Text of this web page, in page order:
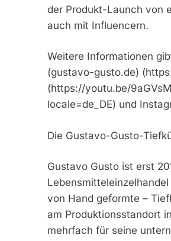
der Produkt-Launch von
auch mit Influencern.
Weitere Informationen
(gustavo-gusto.de)
(https://youtu.be/
locale=de_DE) und
Die Gustavo-Gusto-
Gustavo Gusto ist erst
von Hand geformte –
am Produktionsstandort
mehrfach für seine